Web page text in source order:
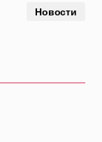
Новости